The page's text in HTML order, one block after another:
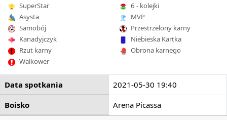
SuperStar
6 - kolejki
Asysta
MVP
Samobój
Przestrzelony karny
Kanadyjczyk
Niebieska Kartka
Rzut karny
Obrona karnego
Walkower
Data spotkania
2021-05-30 19:40
Boisko
Arena Picassa